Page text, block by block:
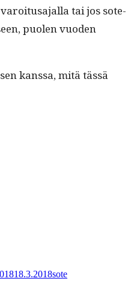
tai jos sote-
puolen vuo­den
kanssa, mitä tässä
18.3.2018sote